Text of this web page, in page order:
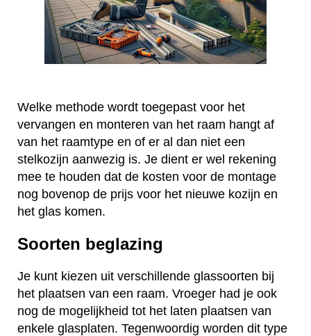
Welke methode wordt toegepast voor het
vervangen en monteren van het raam hangt af
van het raamtype en of er al dan niet een
stelkozijn aanwezig is. Je dient er wel rekening
mee te houden dat de kosten voor de montage
nog bovenop de prijs voor het nieuwe kozijn en
het glas komen.
Soorten beglazing
Je kunt kiezen uit verschillende glassoorten bij
het plaatsen van een raam. Vroeger had je ook
nog de mogelijkheid tot het laten plaatsen van
enkele glasplaten. Tegenwoordig worden dit type